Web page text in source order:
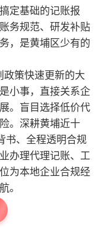
定基础的记账报
务规范、研发补贴
，是黄埔区少有的
策快速更新的大
小事，直接关系企
。盲目选择低价代
。深耕黄埔近十
书、全程透明合规
办理代理记账、工
为本地企业合规经
。